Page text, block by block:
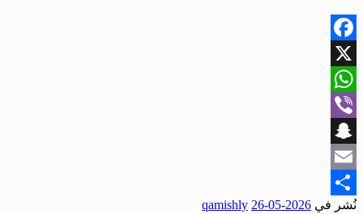
Facebook
X
WhatsApp
Viber
Snapchat
Email
Share
نُشر في 2026-05-26
qamishly